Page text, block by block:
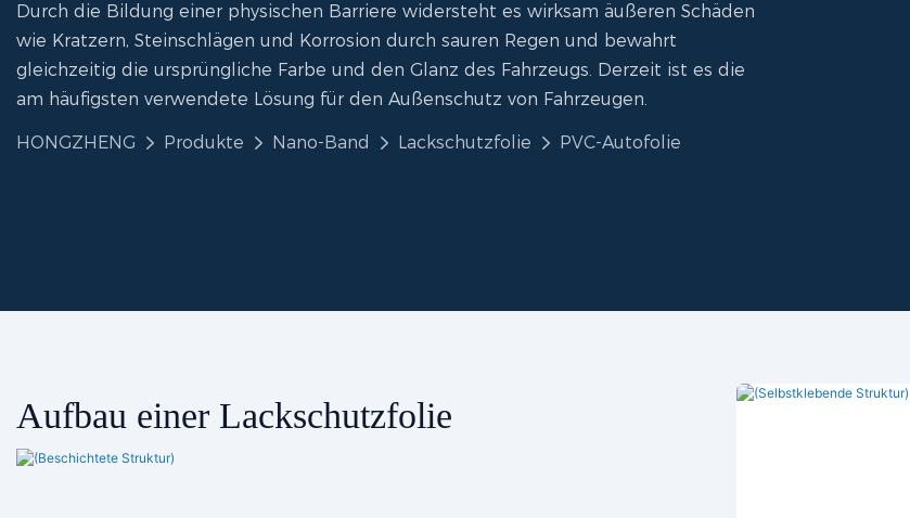
Durch die Bildung einer physischen Barriere widersteht es wirksam äußeren Schäden
wie Kratzern, Steinschlägen und Korrosion durch sauren Regen und bewahrt
gleichzeitig die ursprüngliche Farbe und den Glanz des Fahrzeugs. Derzeit ist es die
am häufigsten verwendete Lösung für den Außenschutz von Fahrzeugen.
HONGZHENG Produkte Nano-Band Lackschutzfolie PVC-Autofolie
Aufbau einer Lackschutzfolie